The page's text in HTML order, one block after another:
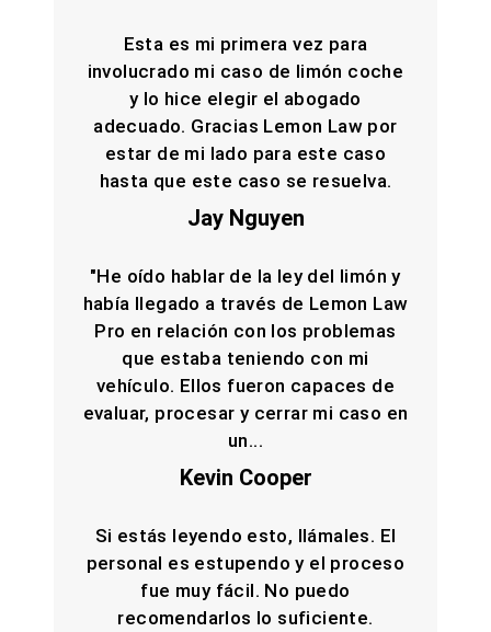
Esta es mi primera vez para
involucrado mi caso de limón coche
y lo hice elegir el abogado
adecuado. Gracias Lemon Law por
estar de mi lado para este caso
hasta que este caso se resuelva.
Jay Nguyen
"He oído hablar de la ley del limón y
había llegado a través de Lemon Law
Pro en relación con los problemas
que estaba teniendo con mi
vehículo. Ellos fueron capaces de
evaluar, procesar y cerrar mi caso en
un...
Kevin Cooper
Si estás leyendo esto, llámales. El
personal es estupendo y el proceso
fue muy fácil. No puedo
recomendarlos lo suficiente.